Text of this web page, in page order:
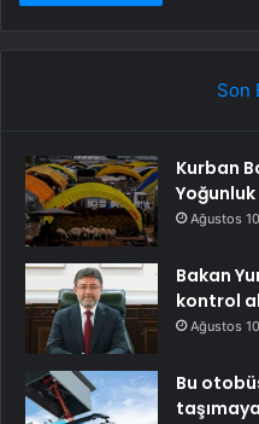
Son
Kurban
Yoğunluk
Ağustos
Bakan
kontrol
Ağustos
Bu